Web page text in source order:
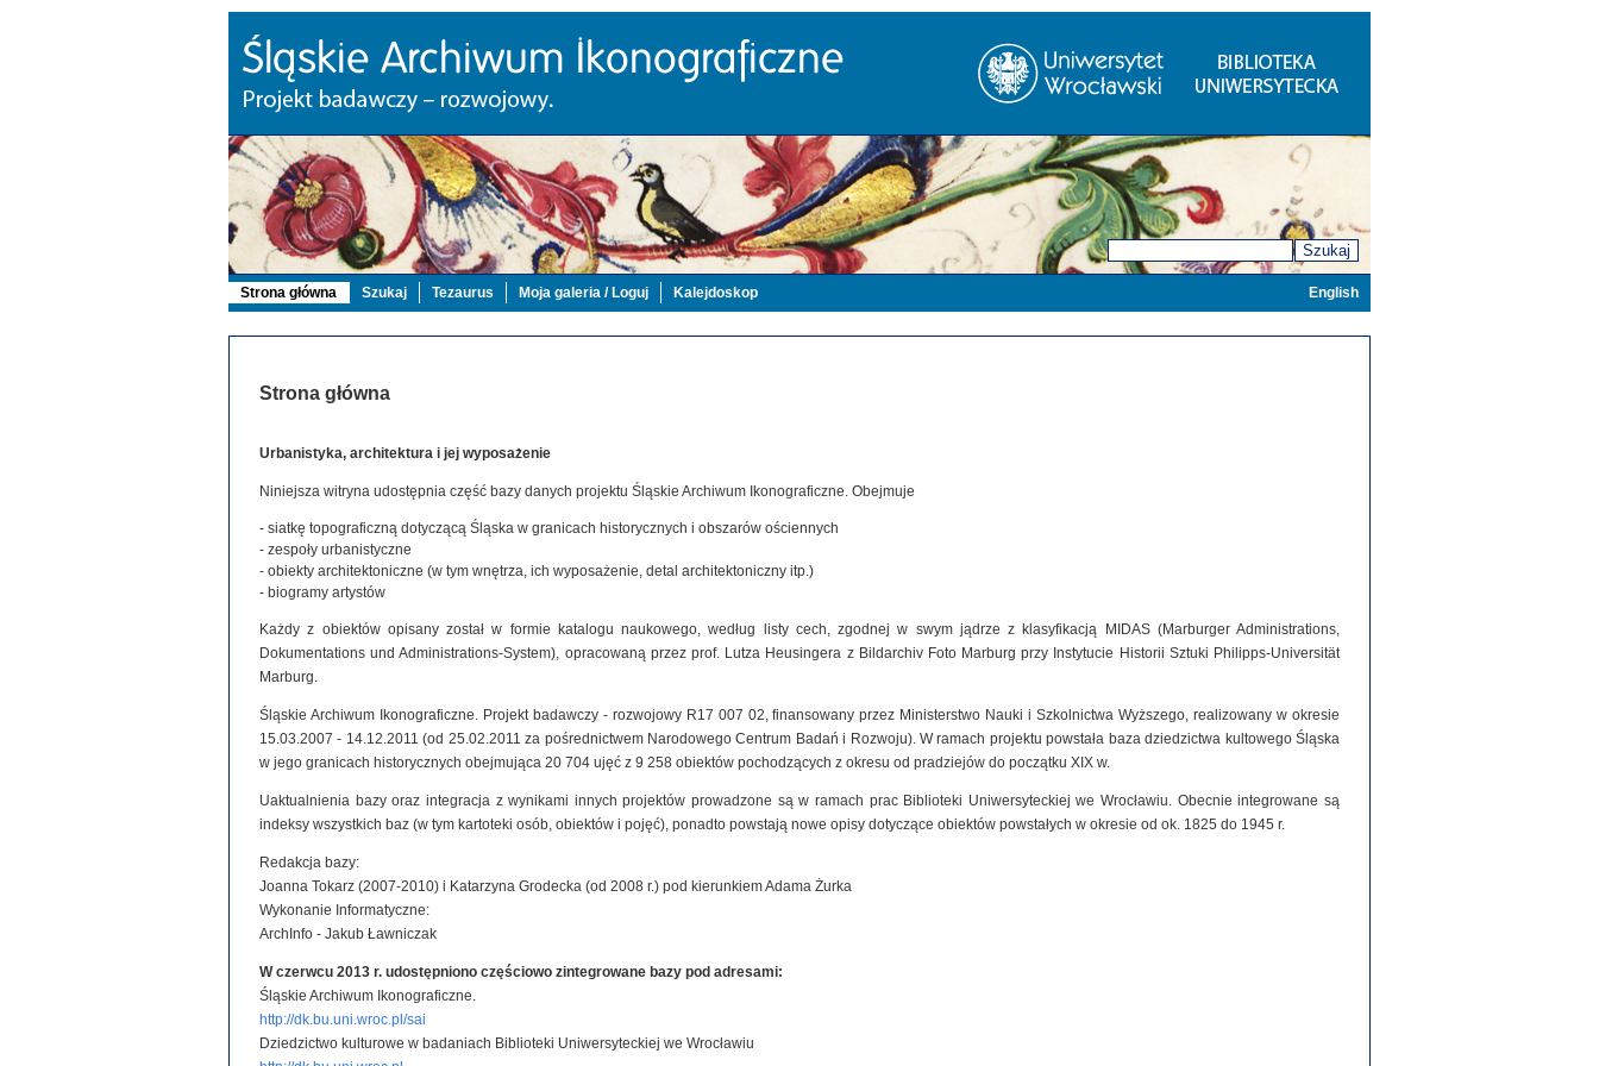
Szukaj
Strona główna Szukaj Tezaurus Moja galeria / Loguj Kalejdoskop English
Strona główna
Urbanistyka, architektura i jej wyposażenie
Niniejsza witryna udostępnia część bazy danych projektu Śląskie Archiwum Ikonograficzne. Obejmuje
- siatkę topograficzną dotyczącą Śląska w granicach historycznych i obszarów ościennych
- zespoły urbanistyczne
- obiekty architektoniczne (w tym wnętrza, ich wyposażenie, detal architektoniczny itp.)
- biogramy artystów
Każdy z obiektów opisany został w formie katalogu naukowego, według listy cech, zgodnej w swym jądrze z klasyfikacją MIDAS (Marburger Administrations,
Dokumentations und Administrations-System), opracowaną przez prof. Lutza Heusingera z Bildarchiv Foto Marburg przy Instytucie Historii Sztuki Philipps-Universität
Marburg.
Śląskie Archiwum Ikonograficzne. Projekt badawczy - rozwojowy R17 007 02, finansowany przez Ministerstwo Nauki i Szkolnictwa Wyższego, realizowany w okresie
15.03.2007 - 14.12.2011 (od 25.02.2011 za pośrednictwem Narodowego Centrum Badań i Rozwoju). W ramach projektu powstała baza dziedzictwa kultowego Śląska
w jego granicach historycznych obejmująca 20 704 ujęć z 9 258 obiektów pochodzących z okresu od pradziejów do początku XIX w.
Uaktualnienia bazy oraz integracja z wynikami innych projektów prowadzone są w ramach prac Biblioteki Uniwersyteckiej we Wrocławiu. Obecnie integrowane są
indeksy wszystkich baz (w tym kartoteki osób, obiektów i pojęć), ponadto powstają nowe opisy dotyczące obiektów powstałych w okresie od ok. 1825 do 1945 r.
Redakcja bazy:
Joanna Tokarz (2007-2010) i Katarzyna Grodecka (od 2008 r.) pod kierunkiem Adama Żurka
Wykonanie Informatyczne:
ArchInfo - Jakub Ławniczak
W czerwcu 2013 r. udostępniono częściowo zintegrowane bazy pod adresami:
Śląskie Archiwum Ikonograficzne.
http://dk.bu.uni.wroc.pl/sai
Dziedzictwo kulturowe w badaniach Biblioteki Uniwersyteckiej we Wrocławiu